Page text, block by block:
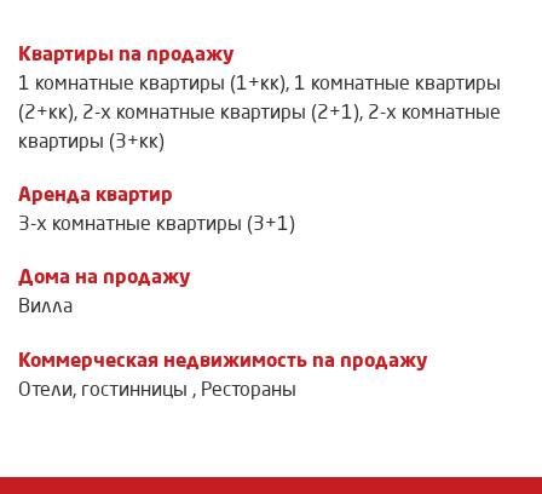
Квартиры na продажу
1 комнатные квартиры (1+кк), 1 комнатные квартиры
(2+кк), 2-х комнатные квартиры (2+1), 2-х комнатные
квартиры (3+кк)
Аренда квартир
3-х комнатные квартиры (3+1)
Дома на продажу
Вилла
Коммерческая недвижимость na продажу
Отели, гостинницы , Рестораны